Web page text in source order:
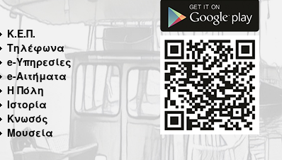
Κ.Ε.Π.
Τηλέφωνα
e-Υπηρεσίες
e-Αιτήματα
Η Πόλη
Ιστορία
Κνωσός
Μουσεία